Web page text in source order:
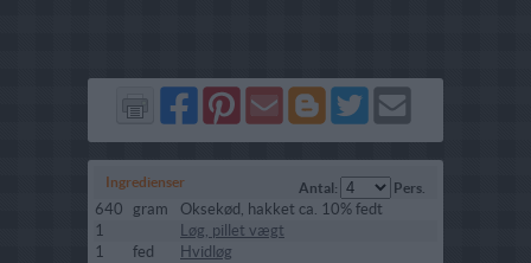
Del
på
Del
på
Send
via
Del
på
Del
på
Send
Ingredienser Antal: Pers.
640 gram
Oksekød, hakket ca. 10% fedt
1
Løg, pillet vægt
1
fed
Hvidløg